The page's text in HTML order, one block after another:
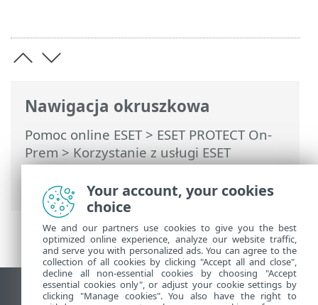
Nawigacja okruszkowa
Pomoc online ESET> ESET PROTECT On-
Prem>Korzystanie z usługi ESET
PROTECT On-Prem>ESET PROTECT On-
Prem Menu główne> Klienci zarządzani
Wyświetl witrynę internetową dla
Your account, your cookies
choice
We and our partners use cookies to give you the best
optimized online experience, analyze our website traffic,
and serve you with personalized ads. You can agree to the
collection of all cookies by clicking "Accept all and close",
decline all non-essential cookies by choosing "Accept
essential cookies only", or adjust your cookie settings by
clicking "Manage cookies". You also have the right to